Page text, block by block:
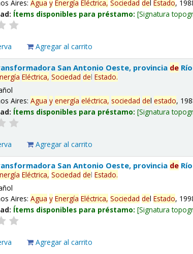
Aires:Agua y Energía Eléctrica, Sociedad delEstado,
Ítems disponibles para préstamo: Signatura
Agregar al carrito
San Antonio Oeste, provincia de
Eléctrica, Sociedad delEstado.
Aires:Agua y energía eléctrica, sociedad delestado,
Ítems disponibles para préstamo: Signatura
Agregar al carrito
San Antonio Oeste, provincia de
Eléctrica, Sociedad delEstado.
Aires:Agua y Energía Eléctrica, Sociedad delEstado,
Ítems disponibles para préstamo: Signatura
Agregar al carrito